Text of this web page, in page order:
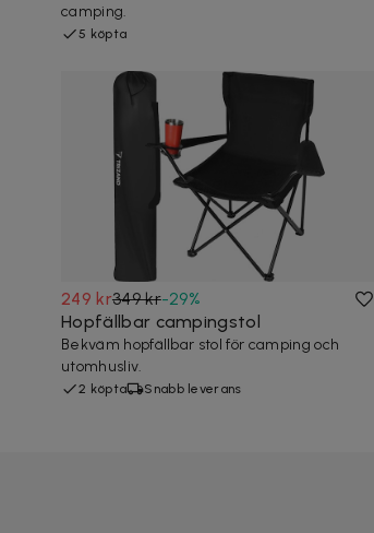
camping.
5 köpta
249 kr349 kr-29%
Hopfällbar campingstol
Bekväm hopfällbar stol för camping och
utomhusliv.
2 köpta Snabb leverans